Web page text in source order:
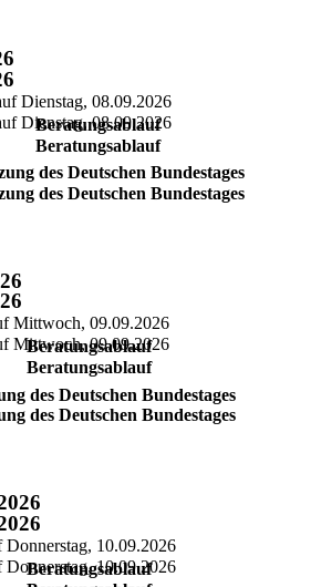
Dienstag, 08.09.2026
Beratungsablauf
des Deutschen Bundestages
Mittwoch, 09.09.2026
Beratungsablauf
des Deutschen Bundestages
Donnerstag, 10.09.2026
Beratungsablauf
Dienstag, 08.09.2026
Beratungsablauf
des Deutschen Bundestages
Mittwoch, 09.09.2026
Beratungsablauf
des Deutschen Bundestages
Donnerstag, 10.09.2026